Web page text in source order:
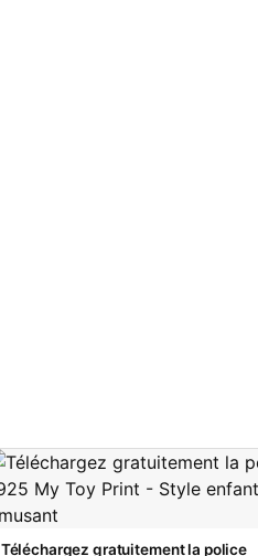
Téléchargez gratuitement la police